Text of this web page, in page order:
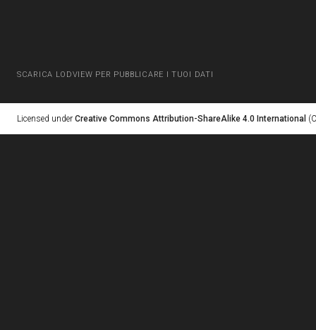
SCARICA LODVIEW PER PUBBLICARE I TUOI DATI
Licensed under Creative Commons Attribution-ShareAlike 4.0 International